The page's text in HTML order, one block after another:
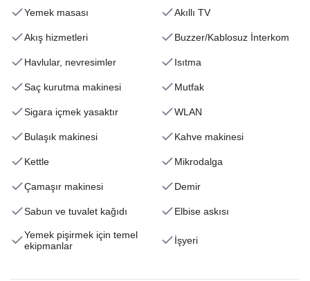
Yemek masası Akıllı TV
Akış hizmetleri Buzzer/Kablosuz İnterkom
Havlular, nevresimler Isıtma
Saç kurutma makinesi Mutfak
Sigara içmek yasaktır WLAN
Bulaşık makinesi Kahve makinesi
Kettle Mikrodalga
Çamaşır makinesi Demir
Sabun ve tuvalet kağıdı Elbise askısı
Yemek pişirmek için temel
ekipmanlar
İşyeri